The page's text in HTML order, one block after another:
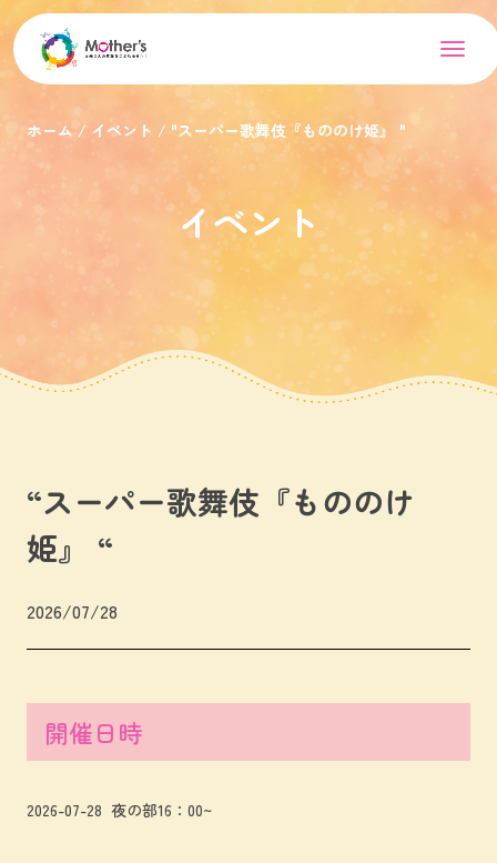
ホーム イベント "スーパー歌舞伎『もののけ姫』 "
イベント
“スーパー歌舞伎『もののけ
姫』 “
2026/07/28
開催日時
2026-07-28 夜の部16：00~